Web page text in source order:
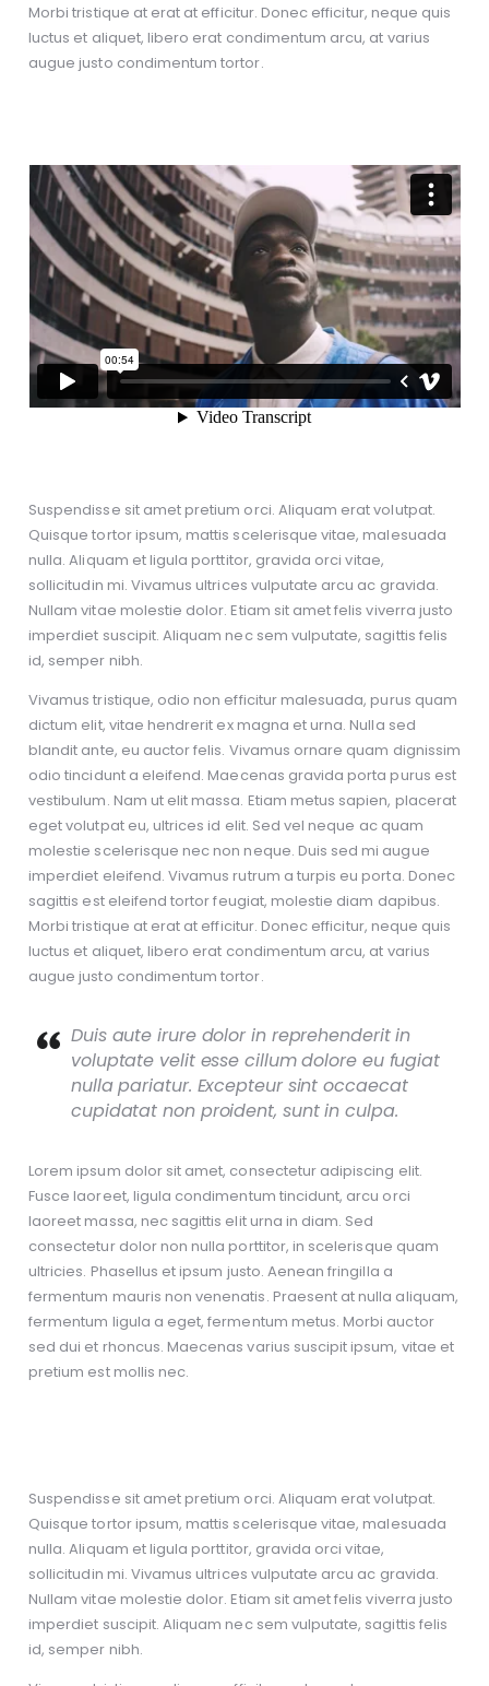
Morbi tristique at erat at efficitur. Donec efficitur, neque quis
luctus et aliquet, libero erat condimentum arcu, at varius
augue justo condimentum tortor.
Suspendisse sit amet pretium orci. Aliquam erat volutpat.
Quisque tortor ipsum, mattis scelerisque vitae, malesuada
nulla. Aliquam et ligula porttitor, gravida orci vitae,
sollicitudin mi. Vivamus ultrices vulputate arcu ac gravida.
Nullam vitae molestie dolor. Etiam sit amet felis viverra justo
imperdiet suscipit. Aliquam nec sem vulputate, sagittis felis
id, semper nibh.
Vivamus tristique, odio non efficitur malesuada, purus quam
dictum elit, vitae hendrerit ex magna et urna. Nulla sed
blandit ante, eu auctor felis. Vivamus ornare quam dignissim
odio tincidunt a eleifend. Maecenas gravida porta purus est
vestibulum. Nam ut elit massa. Etiam metus sapien, placerat
eget volutpat eu, ultrices id elit. Sed vel neque ac quam
molestie scelerisque nec non neque. Duis sed mi augue
imperdiet eleifend. Vivamus rutrum a turpis eu porta. Donec
sagittis est eleifend tortor feugiat, molestie diam dapibus.
Morbi tristique at erat at efficitur. Donec efficitur, neque quis
luctus et aliquet, libero erat condimentum arcu, at varius
augue justo condimentum tortor.
Duis aute irure dolor in reprehenderit in
voluptate velit esse cillum dolore eu fugiat
nulla pariatur. Excepteur sint occaecat
cupidatat non proident, sunt in culpa.
Lorem ipsum dolor sit amet, consectetur adipiscing elit.
Fusce laoreet, ligula condimentum tincidunt, arcu orci
laoreet massa, nec sagittis elit urna in diam. Sed
consectetur dolor non nulla porttitor, in scelerisque quam
ultricies. Phasellus et ipsum justo. Aenean fringilla a
fermentum mauris non venenatis. Praesent at nulla aliquam,
fermentum ligula a eget, fermentum metus. Morbi auctor
sed dui et rhoncus. Maecenas varius suscipit ipsum, vitae et
pretium est mollis nec.
Suspendisse sit amet pretium orci. Aliquam erat volutpat.
Quisque tortor ipsum, mattis scelerisque vitae, malesuada
nulla. Aliquam et ligula porttitor, gravida orci vitae,
sollicitudin mi. Vivamus ultrices vulputate arcu ac gravida.
Nullam vitae molestie dolor. Etiam sit amet felis viverra justo
imperdiet suscipit. Aliquam nec sem vulputate, sagittis felis
id, semper nibh.